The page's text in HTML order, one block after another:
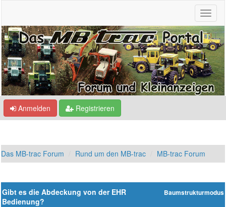
Anmelden Registrieren
Das MB-trac Forum Rund um den MB-trac MB-trac Forum
Baumstrukturmodus
Gibt es die Abdeckung von der EHR
Bedienung?